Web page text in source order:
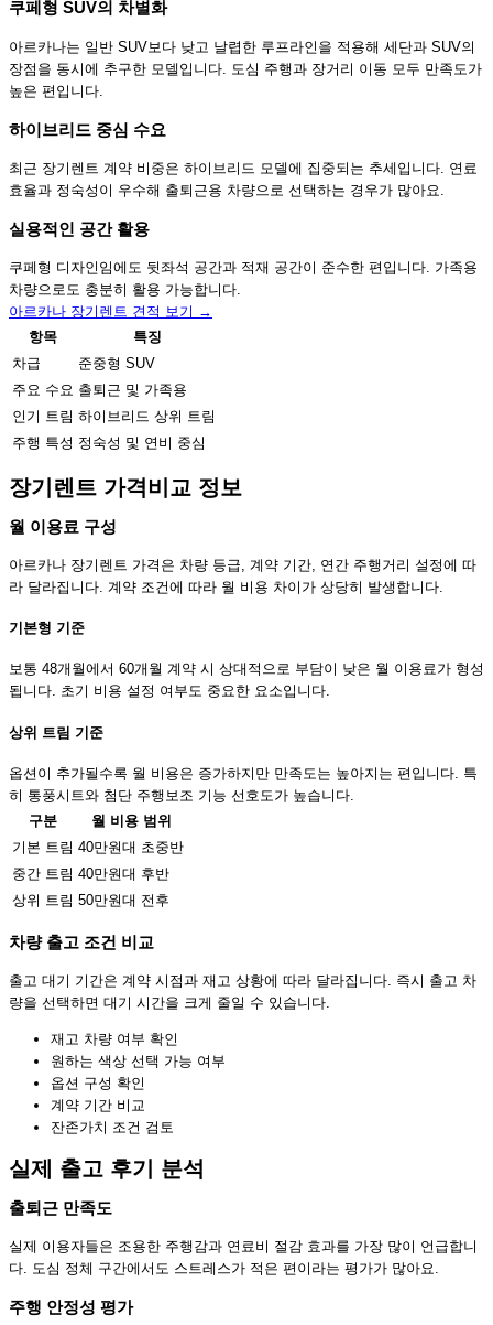
쿠페형 SUV의 차별화
아르카나는 일반 SUV보다 낮고 날렵한 루프라인을 적용해 세단과 SUV의
장점을 동시에 추구한 모델입니다. 도심 주행과 장거리 이동 모두 만족도가
높은 편입니다.
하이브리드 중심 수요
최근 장기렌트 계약 비중은 하이브리드 모델에 집중되는 추세입니다. 연료
효율과 정숙성이 우수해 출퇴근용 차량으로 선택하는 경우가 많아요.
실용적인 공간 활용
쿠페형 디자인임에도 뒷좌석 공간과 적재 공간이 준수한 편입니다. 가족용
차량으로도 충분히 활용 가능합니다.
아르카나 장기렌트 견적 보기 →
항목
특징
차급
준중형 SUV
주요 수요 출퇴근 및 가족용
인기 트림 하이브리드 상위 트림
주행 특성 정숙성 및 연비 중심
장기렌트 가격비교 정보
월 이용료 구성
아르카나 장기렌트 가격은 차량 등급, 계약 기간, 연간 주행거리 설정에 따
라 달라집니다. 계약 조건에 따라 월 비용 차이가 상당히 발생합니다.
기본형 기준
보통 48개월에서 60개월 계약 시 상대적으로 부담이 낮은 월 이용료가 형성
됩니다. 초기 비용 설정 여부도 중요한 요소입니다.
상위 트림 기준
옵션이 추가될수록 월 비용은 증가하지만 만족도는 높아지는 편입니다. 특
히 통풍시트와 첨단 주행보조 기능 선호도가 높습니다.
구분
월 비용 범위
기본 트림 40만원대 초중반
중간 트림 40만원대 후반
상위 트림 50만원대 전후
차량 출고 조건 비교
출고 대기 기간은 계약 시점과 재고 상황에 따라 달라집니다. 즉시 출고 차
량을 선택하면 대기 시간을 크게 줄일 수 있습니다.
재고 차량 여부 확인
원하는 색상 선택 가능 여부
옵션 구성 확인
계약 기간 비교
잔존가치 조건 검토
실제 출고 후기 분석
출퇴근 만족도
실제 이용자들은 조용한 주행감과 연료비 절감 효과를 가장 많이 언급합니
다. 도심 정체 구간에서도 스트레스가 적은 편이라는 평가가 많아요.
주행 안정성 평가